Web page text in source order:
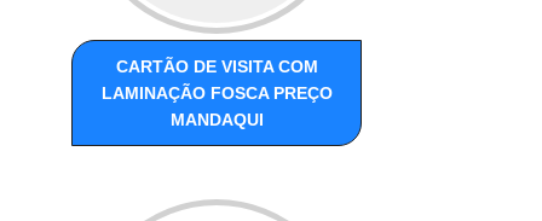
CARTÃO DE VISITA COM
LAMINAÇÃO FOSCA PREÇO
MANDAQUI